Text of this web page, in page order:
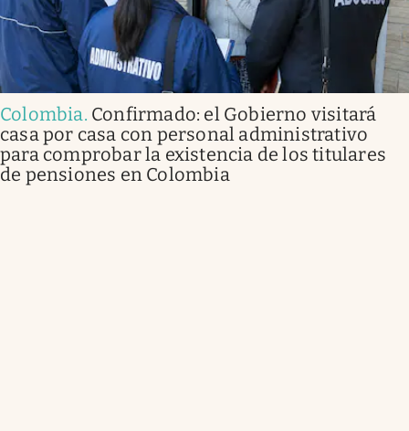
Colombia. Confirmado: el Gobierno visitará
casa por casa con personal administrativo
para comprobar la existencia de los titulares
de pensiones en Colombia